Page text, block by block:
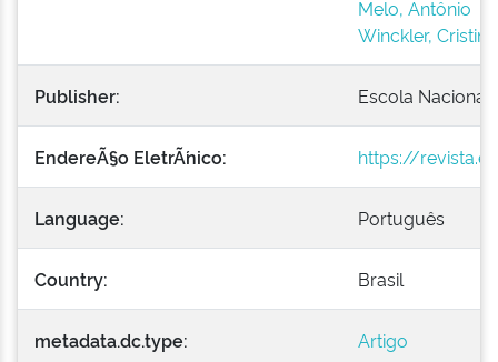
Melo, Antônio
Winckler, Cristina
Publisher: Escola Nacional
EndereÃ§o EletrÃ´nico: https://
Language: Português
Country: Brasil
metadata.dc.type: Artigo